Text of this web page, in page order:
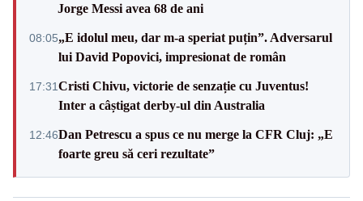
Jorge Messi avea 68 de ani
08:05„E idolul meu, dar m-a speriat puțin”. Adversarul
lui David Popovici, impresionat de român
17:31Cristi Chivu, victorie de senzație cu Juventus!
Inter a câștigat derby-ul din Australia
12:46Dan Petrescu a spus ce nu merge la CFR Cluj: „E
foarte greu să ceri rezultate”